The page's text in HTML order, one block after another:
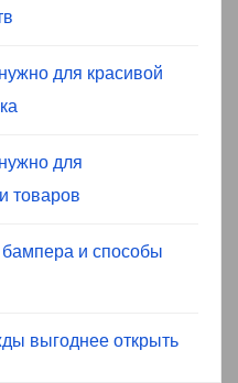
для красивой
для
товаров
и способы
выгоднее открыть